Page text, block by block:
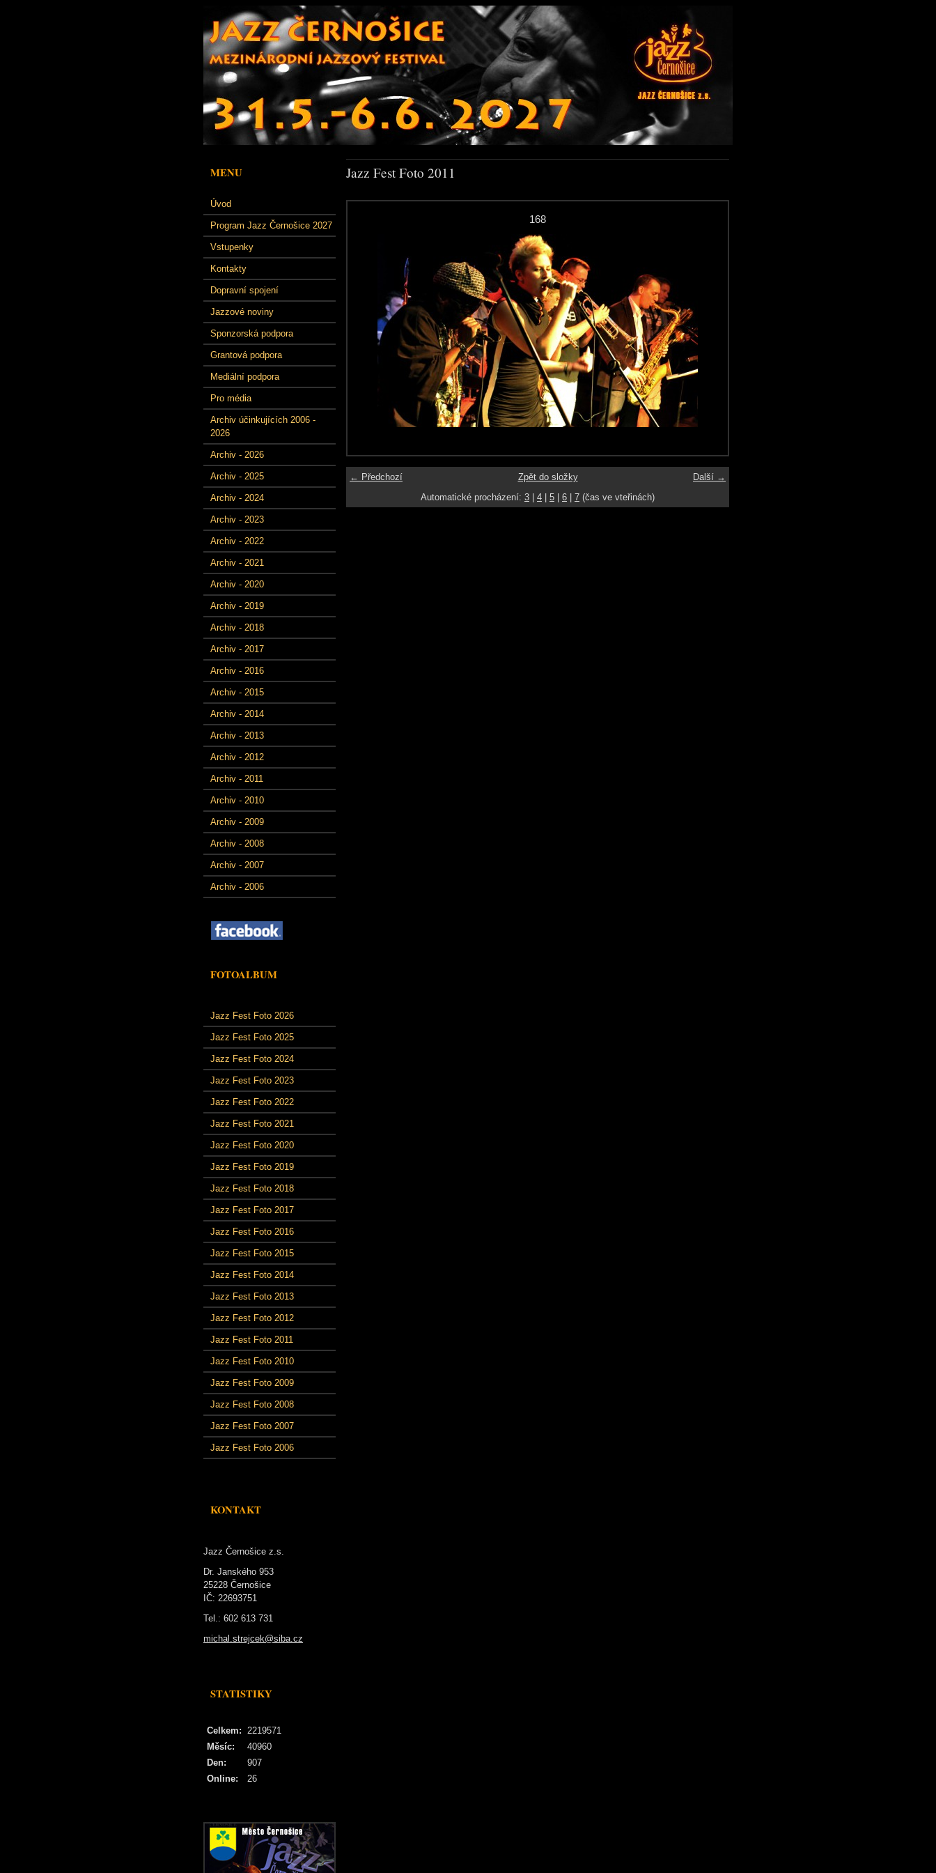
MENU
Úvod
Program Jazz Černošice 2027
Vstupenky
Kontakty
Dopravní spojení
Jazzové noviny
Sponzorská podpora
Grantová podpora
Mediální podpora
Pro média
Archiv účinkujících 2006 -
2026
Archiv - 2026
Archiv - 2025
Archiv - 2024
Archiv - 2023
Archiv - 2022
Archiv - 2021
Archiv - 2020
Archiv - 2019
Archiv - 2018
Archiv - 2017
Archiv - 2016
Archiv - 2015
Archiv - 2014
Archiv - 2013
Archiv - 2012
Archiv - 2011
Archiv - 2010
Archiv - 2009
Archiv - 2008
Archiv - 2007
Archiv - 2006
FOTOALBUM
Jazz Fest Foto 2026
Jazz Fest Foto 2025
Jazz Fest Foto 2024
Jazz Fest Foto 2023
Jazz Fest Foto 2022
Jazz Fest Foto 2021
Jazz Fest Foto 2020
Jazz Fest Foto 2019
Jazz Fest Foto 2018
Jazz Fest Foto 2017
Jazz Fest Foto 2016
Jazz Fest Foto 2015
Jazz Fest Foto 2014
Jazz Fest Foto 2013
Jazz Fest Foto 2012
Jazz Fest Foto 2011
Jazz Fest Foto 2010
Jazz Fest Foto 2009
Jazz Fest Foto 2008
Jazz Fest Foto 2007
Jazz Fest Foto 2006
KONTAKT
Jazz Černošice z.s.
Dr. Janského 953
25228 Černošice
IČ: 22693751
Tel.: 602 613 731
michal.strejcek@siba.cz
STATISTIKY
Online: 26
Celkem: 2219571
Měsíc:
40960
Den:
907
Jazz Fest Foto 2011
168
← Předchozí Další →
Zpět do složky
Automatické procházení: 3 4 5 6 7 (čas ve vteřinách)